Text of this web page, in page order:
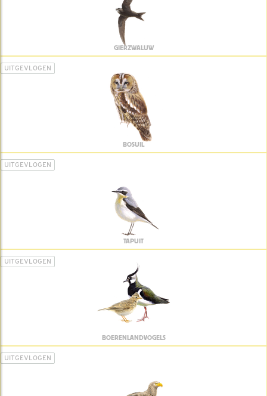
GIERZWALUW
UITGEVLOGEN
BOSUIL
UITGEVLOGEN
TAPUIT
UITGEVLOGEN
BOERENLANDVOGELS
UITGEVLOGEN